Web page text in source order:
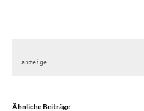
anzeige
Ähnliche Beiträge